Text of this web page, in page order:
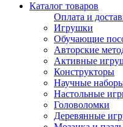
Каталог товаров
Оплата и
Игрушки
Обучающие
Авторские
Активные
Конструкторы
Научные
Настольные
Головоломки
Деревянные